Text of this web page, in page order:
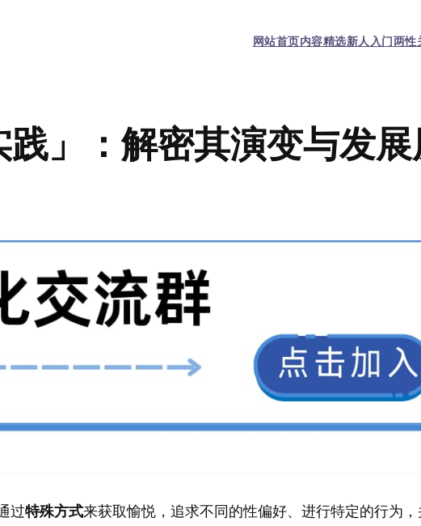
网站首页内容精选新人入门两性
践」：解密其演变与发
过特殊方式来获取愉悦，追求不同的性偏好、进行特定的行为，